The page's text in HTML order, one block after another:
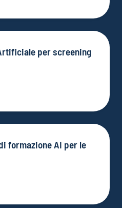
per screening
formazione AI per le